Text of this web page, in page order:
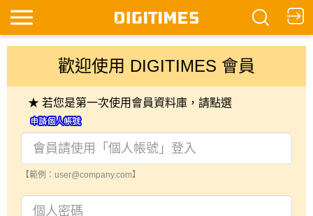
歡迎使用 DIGITIMES 會員
★ 若您是第一次使用會員資料庫，請點選
【範例：user@company.com】